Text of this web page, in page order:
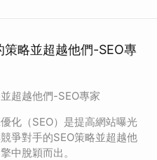
策略並超越他們-SEO專
超越他們-SEO專家
化（SEO）是提高網站曝光
爭對手的SEO策略並超越他
中脫穎而出。